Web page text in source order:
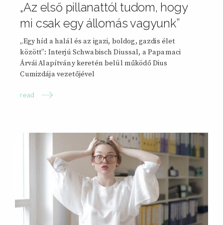
„Az első pillanattól tudom, hogy
mi csak egy állomás vagyunk”
„Egy híd a halál és az igazi, boldog, gazdis élet
között”: Interjú Schwabisch Diussal, a Papamaci
Árvái Alapítvány keretén belül működő Dius
Cumizdája vezetőjével
read